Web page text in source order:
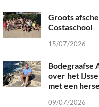
Groots
Costaschool
15/07/2026
Bodegraafse
over het
met een
09/07/2026